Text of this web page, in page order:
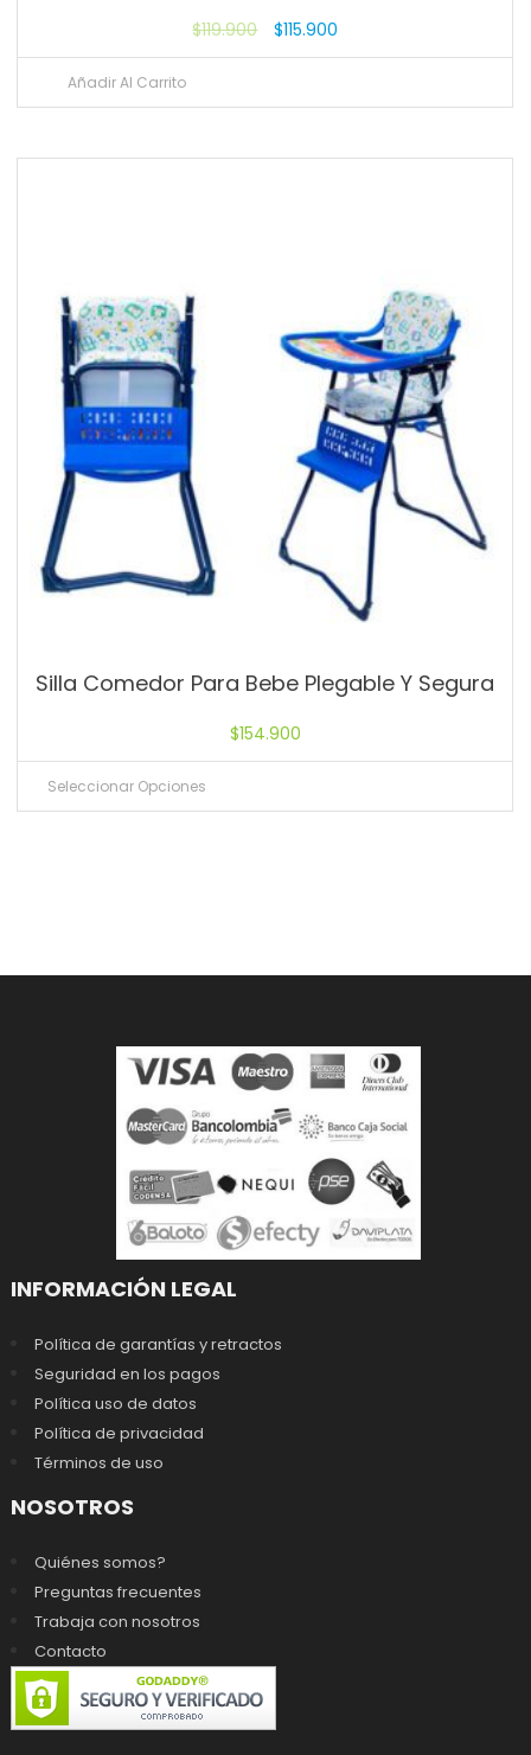
$119.900 $115.900
Añadir Al Carrito
Silla Comedor Para Bebe Plegable Y Segura
$154.900
Seleccionar Opciones
INFORMACIÓN LEGAL
Política de garantías y retractos
Seguridad en los pagos
Política uso de datos
Política de privacidad
Términos de uso
NOSOTROS
Quiénes somos?
Preguntas frecuentes
Trabaja con nosotros
Contacto